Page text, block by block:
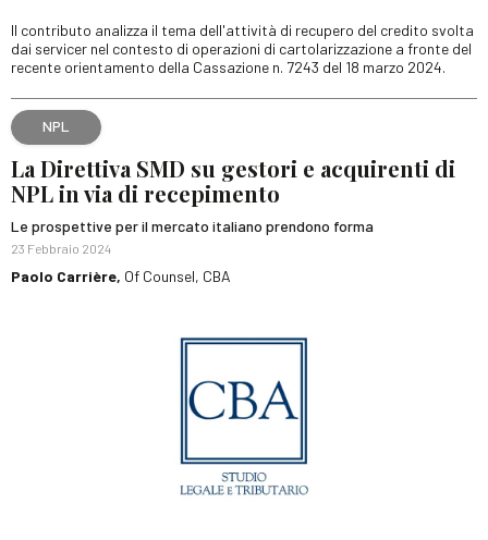
Il contributo analizza il tema dell'attività di recupero del credito svolta
dai servicer nel contesto di operazioni di cartolarizzazione a fronte del
recente orientamento della Cassazione n. 7243 del 18 marzo 2024.
NPL
La Direttiva SMD su gestori e acquirenti di
NPL in via di recepimento
Le prospettive per il mercato italiano prendono forma
23 Febbraio 2024
Paolo Carrière, Of Counsel, CBA